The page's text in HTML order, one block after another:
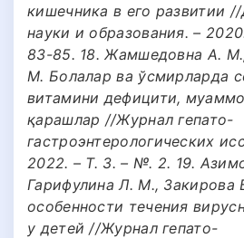
кишечника в его развитии
науки и образования. –
83-85. 18. Жамшедовна А.
М. Болалар ва ўсмирларда
витамини дефицити,
қарашлар //Журнал гепато-
гастроэнтерологических
2022. – Т. 3. – №. 2. 19.
Гарифулина Л. М., Закирова
особенности течения
у детей //Журнал гепато-